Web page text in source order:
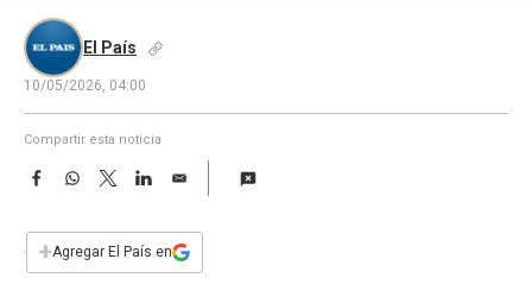
El País
10/05/2026, 04:00
Compartir esta noticia
F
e
b
W
s
T
w
t
L
E
i
l
+Agregar El País en